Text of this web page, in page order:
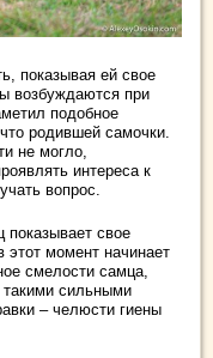
показывая ей свое
возбуждаются при
подобное
родившей самочки.
не могло,
интереса к
вопрос.
показывает свое
момент начинает
смелости самца,
такими сильными
– челюсти гиены